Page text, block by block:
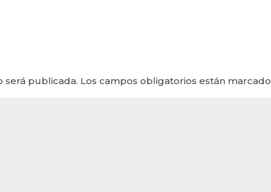
será publicada. Los campos obligatorios están